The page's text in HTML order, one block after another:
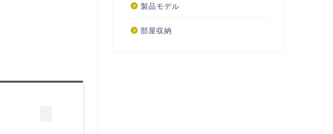
製品モデル
部屋収納